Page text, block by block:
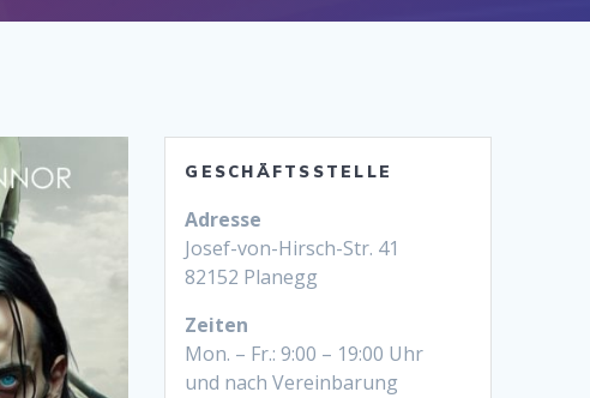
GESCHÄFTSSTELLE
Adresse
Josef-von-Hirsch-Str. 41
82152 Planegg
Zeiten
Mon. – Fr.: 9:00 – 19:00 Uhr
und nach Vereinbarung